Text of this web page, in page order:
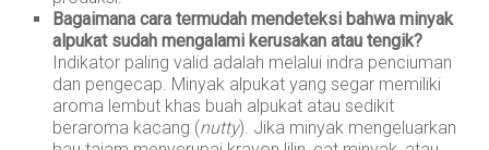
Bagaimana cara termudah mendeteksi bahwa minyak
alpukat sudah mengalami kerusakan atau tengik?
Indikator paling valid adalah melalui indra penciuman
dan pengecap. Minyak alpukat yang segar memiliki
aroma lembut khas buah alpukat atau sedikit
beraroma kacang (nutty). Jika minyak mengeluarkan